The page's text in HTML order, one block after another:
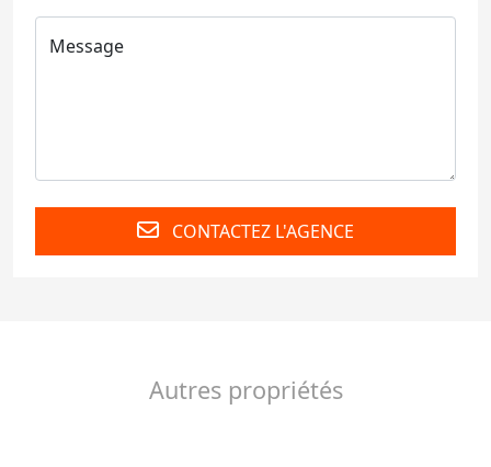
CONTACTEZ L'AGENCE
Autres propriétés